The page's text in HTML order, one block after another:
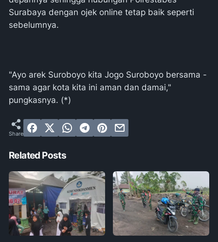
Surabaya dengan ojek online tetap baik seperti
sebelumnya.
"Ayo arek Suroboyo kita Jogo Suroboyo bersama -
sama agar kota kita ini aman dan damai,"
pungkasnya. (*)
Related Posts